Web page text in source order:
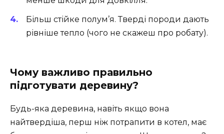
Більш стійке полум’я. Тверді породи дають
рівніше тепло (чого не скажеш про робату).
Чому важливо правильно
підготувати деревину?
Будь-яка деревина, навіть якщо вона
найтвердіша, перш ніж потрапити в котел, має